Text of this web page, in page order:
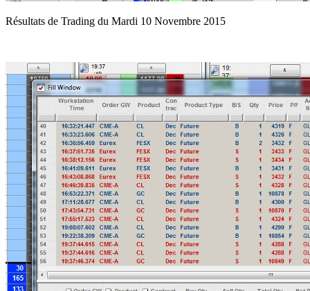
Résultats de Trading du Mardi 10 Novembre 2015